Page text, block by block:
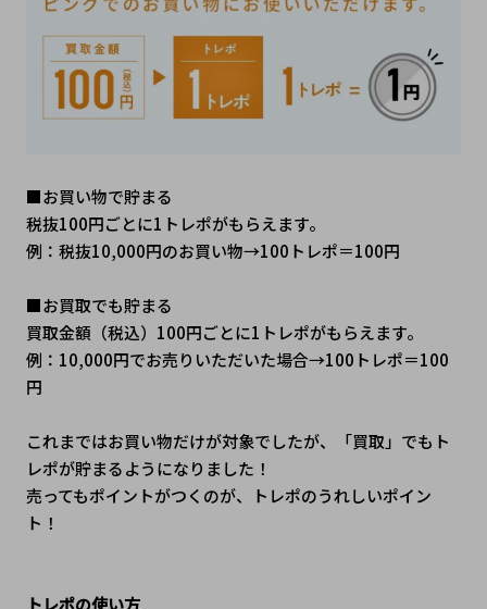
■お買い物で貯まる
税抜100円ごとに1トレポがもらえます。
例：税抜10,000円のお買い物→100トレポ＝100円
■お買取でも貯まる
買取金額（税込）100円ごとに1トレポがもらえます。
例：10,000円でお売りいただいた場合→100トレポ＝100
円
これまではお買い物だけが対象でしたが、「買取」でもト
レポが貯まるようになりました！
売ってもポイントがつくのが、トレポのうれしいポイン
ト！
トレポの使い方